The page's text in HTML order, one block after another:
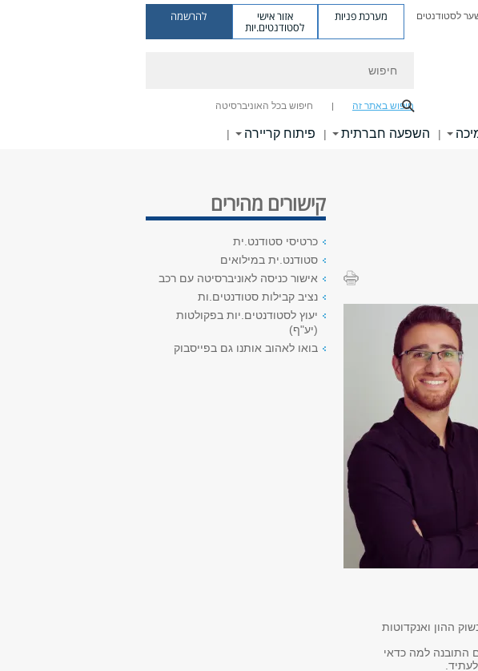
לסטודנטים מערכת פניות אזור אישי
לסטודנטים.יות
להרשמה
חיפוש באתר זה חיפוש בכל האוניברסיטה
| השפעה חברתית | פיתוח קריירה |
ההון ואנקדוטות
התובנה למה כדאי
קישורים מהירים
כרטיסי סטודנט.ית
סטודנט.ית במילואים
אישור כניסה לאוניברסיטה עם רכב
נציב קבילות סטודנטים.ות
יעוץ לסטודנטים.יות בפקולטות
(יע"ף)
בואו לאהוב אותנו גם בפייסבוק